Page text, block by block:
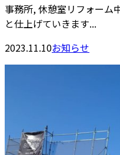
事務所, 休憩室リフォーム
と仕上げていきます...
2023.11.10お知らせ